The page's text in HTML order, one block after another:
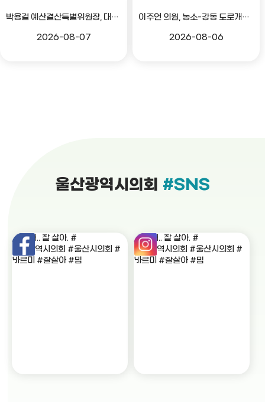
박용걸 예산결산특별위원장, 대공원로 확장공사 현안점검 간담회
2026-08-07
이주언 의원, 농소-강동 도로개설 민원 현장 점검
2026-08-06
울산광역시의회 #SNS